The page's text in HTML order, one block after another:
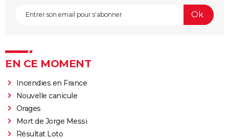
EN CE MOMENT
Incendies en France
Nouvelle canicule
Orages
Mort de Jorge Messi
Résultat Loto